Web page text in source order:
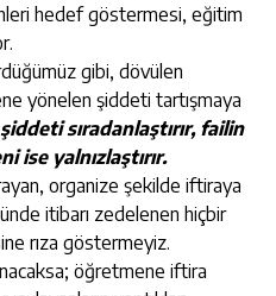
hedef göstermesi, eğitim
gibi, dövülen
yönelen şiddeti tartışmaya
sıradanlaştırır, failin
ise yalnızlaştırır.
organize şekilde iftiraya
itibarı zedelenen hiçbir
rıza göstermeyiz.
öğretmene iftira